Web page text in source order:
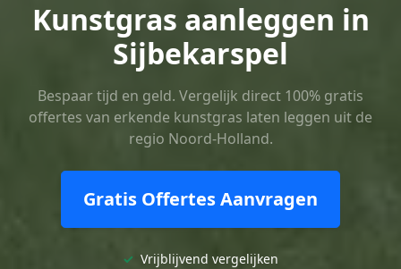
Kunstgras aanleggen in
Sijbekarspel
Bespaar tijd en geld. Vergelijk direct 100% gratis
offertes van erkende kunstgras laten leggen uit de
regio Noord-Holland.
Gratis Offertes Aanvragen
✓ Vrijblijvend vergelijken